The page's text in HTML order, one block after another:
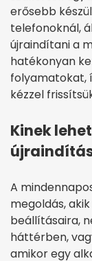
erősebb
telefonoknál,
újraindítani a
hatékonyan
folyamatokat,
kézzel
Kinek
A
megoldás,
beállításaira,
háttérben,
amikor egy